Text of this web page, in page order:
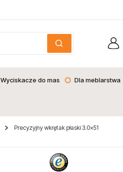
Wyciskacze do mas Dla meblarstwa
Precyzyjny wkrętak płaski 3.0x51